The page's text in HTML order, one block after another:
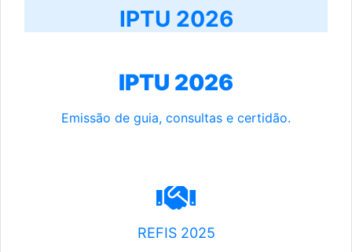
IPTU 2026
IPTU 2026
Emissão de guia, consultas e certidão.
REFIS 2025